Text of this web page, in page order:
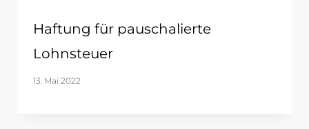
Haftung für pauschalierte
Lohnsteuer
13. Mai 2022